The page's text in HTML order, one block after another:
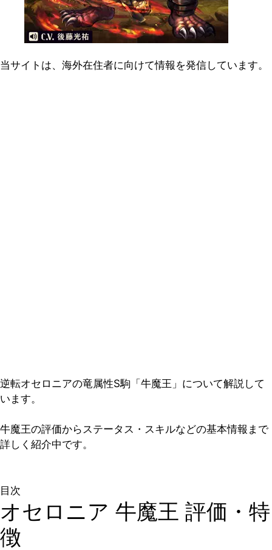
当サイトは、海外在住者に向けて情報を発信しています。
逆転オセロニアの竜属性S駒「牛魔王」について解説して
います。
牛魔王の評価からステータス・スキルなどの基本情報まで
詳しく紹介中です。
目次
オセロニア 牛魔王 評価・特
徴